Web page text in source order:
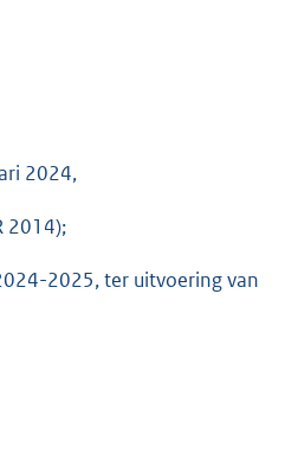
2024,
2014);
2025, ter uitvoering van